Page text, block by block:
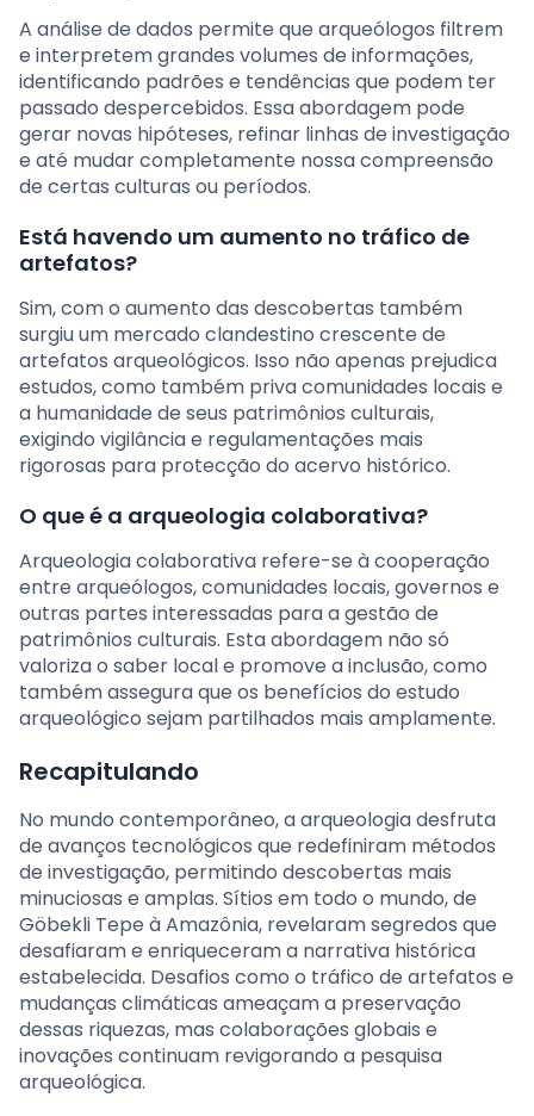
A análise de dados permite que arqueólogos filtrem
e interpretem grandes volumes de informações,
identificando padrões e tendências que podem ter
passado despercebidos. Essa abordagem pode
gerar novas hipóteses, refinar linhas de investigação
e até mudar completamente nossa compreensão
de certas culturas ou períodos.
Está havendo um aumento no tráfico de
artefatos?
Sim, com o aumento das descobertas também
surgiu um mercado clandestino crescente de
artefatos arqueológicos. Isso não apenas prejudica
estudos, como também priva comunidades locais e
a humanidade de seus patrimônios culturais,
exigindo vigilância e regulamentações mais
rigorosas para protecção do acervo histórico.
O que é a arqueologia colaborativa?
Arqueologia colaborativa refere-se à cooperação
entre arqueólogos, comunidades locais, governos e
outras partes interessadas para a gestão de
patrimônios culturais. Esta abordagem não só
valoriza o saber local e promove a inclusão, como
também assegura que os benefícios do estudo
arqueológico sejam partilhados mais amplamente.
Recapitulando
No mundo contemporâneo, a arqueologia desfruta
de avanços tecnológicos que redefiniram métodos
de investigação, permitindo descobertas mais
minuciosas e amplas. Sítios em todo o mundo, de
Göbekli Tepe à Amazônia, revelaram segredos que
desafiaram e enriqueceram a narrativa histórica
estabelecida. Desafios como o tráfico de artefatos e
mudanças climáticas ameaçam a preservação
dessas riquezas, mas colaborações globais e
inovações continuam revigorando a pesquisa
arqueológica.